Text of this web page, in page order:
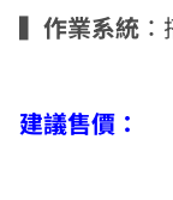
▍作業系統
建議售價：